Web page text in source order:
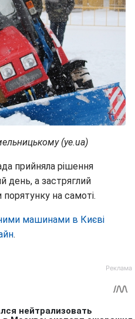
(ye.ua)
прийняла рішення
день, а застряглий
на самоті.
машинами в Києві
.